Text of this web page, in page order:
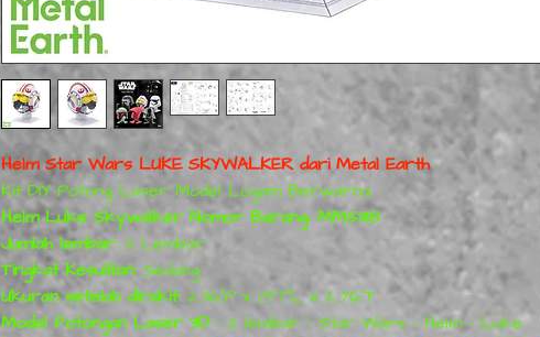
Helm Star Wars LUKE SKYWALKER dari Metal Earth
Kit DIY Potong Laser Model Logam Berwarna.
Helm Luke Skywalker Nomor Barang: MMS318
Jumlah lembar: 2 Lembar
Tingkat Kesulitan: Sedang
Ukuran setelah dirakit: 2,36"P x 1,57"L x 2,76"T
Model Potongan Laser 3D- 2 lembar - Star Wars - Helm - Luke